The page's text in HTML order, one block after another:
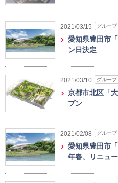
2021/03/15 グループ
愛知県豊田市
ン日決定
2021/03/10 グループ
京都市北区「
プン
2021/02/08 グループ
愛知県豊田市
年春、リニュ